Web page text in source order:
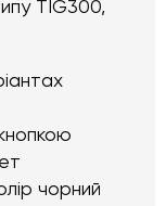
TIG300,
чорний